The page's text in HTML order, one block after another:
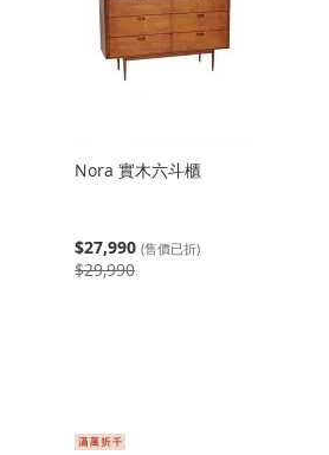
Nora 實木六斗櫃
$27,990 (售價已折)
$29,990